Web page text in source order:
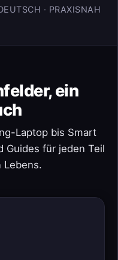
· PRAXISNAH
ein
Laptop bis Smart
für jeden Teil
Lebens.